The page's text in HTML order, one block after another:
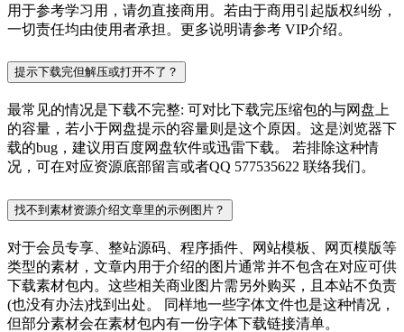
用于参考学习用，请勿直接商用。若由于商用引起版权纠纷，
一切责任均由使用者承担。更多说明请参考 VIP介绍。
提示下载完但解压或打开不了？
最常见的情况是下载不完整: 可对比下载完压缩包的与网盘上
的容量，若小于网盘提示的容量则是这个原因。这是浏览器下
载的bug，建议用百度网盘软件或迅雷下载。 若排除这种情
况，可在对应资源底部留言或者QQ 577535622 联络我们。
找不到素材资源介绍文章里的示例图片？
对于会员专享、整站源码、程序插件、网站模板、网页模版等
类型的素材，文章内用于介绍的图片通常并不包含在对应可供
下载素材包内。这些相关商业图片需另外购买，且本站不负责
(也没有办法)找到出处。 同样地一些字体文件也是这种情况，
但部分素材会在素材包内有一份字体下载链接清单。